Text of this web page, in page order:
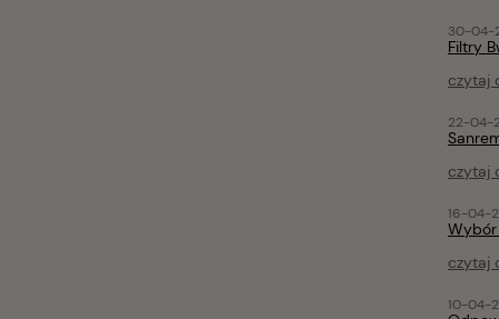
Filtry
30-04-
czytaj
22-04-
czytaj
Wybór
16-04-
czytaj
10-04-